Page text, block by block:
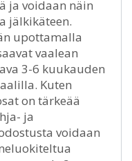
ja voidaan näin
jälkikäteen.
upottamalla
vaalean
3-6 kuukauden
Kuten
on tärkeää
ja
voidaan